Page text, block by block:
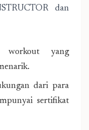
dan
workout yang
dari para
sertifikat